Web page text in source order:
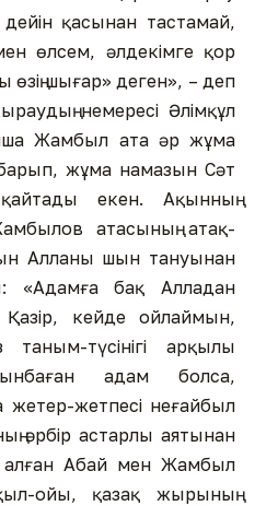
қасынан тастамай,
өлсем, әлдекімге қор
шығар» деген», – деп
немересі Әлімқұл
Жамбыл ата әр жұма
жұма намазын Сәт
екен. Ақынның
атасының атақ-
Алланы шын тануынан
«Адамға бақ Алладан
кейде ойлаймын,
түсінігі арқылы
адам болса,
жетпесі неғайбыл
әрбір астарлы аятынан
алған Абай мен Жамбыл
ойы, қазақ жырының